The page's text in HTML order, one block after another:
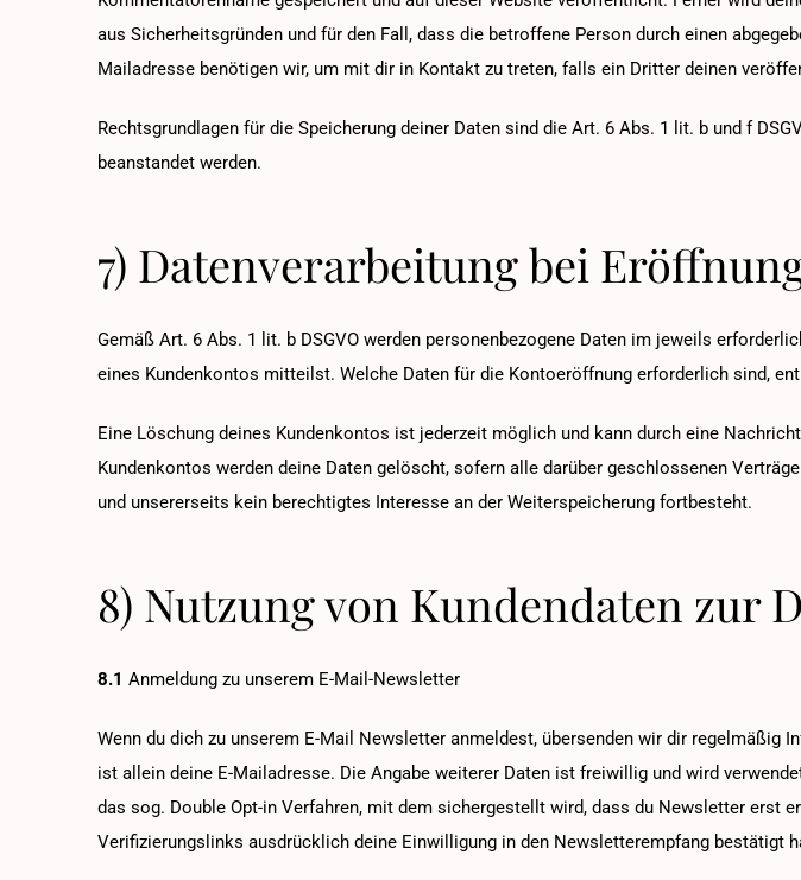
aus Sicherheitsgründen und für den Fall, dass die betroffene Person durch einen
Mailadresse benötigen wir, um mit dir in Kontakt zu treten, falls ein Dritter deinen
Rechtsgrundlagen für die Speicherung deiner Daten sind die Art. 6 Abs. 1 lit. b und f
beanstandet werden.
7) Datenverarbeitung bei
Gemäß Art. 6 Abs. 1 lit. b DSGVO werden personenbezogene Daten im jeweils
eines Kundenkontos mitteilst. Welche Daten für die Kontoeröffnung erforderlich sind,
Eine Löschung deines Kundenkontos ist jederzeit möglich und kann durch eine
Kundenkontos werden deine Daten gelöscht, sofern alle darüber geschlossenen
und unsererseits kein berechtigtes Interesse an der Weiterspeicherung fortbesteht.
8) Nutzung von Kundendaten zur
8.1 Anmeldung zu unserem E-Mail-Newsletter
Wenn du dich zu unserem E-Mail Newsletter anmeldest, übersenden wir dir
ist allein deine E-Mailadresse. Die Angabe weiterer Daten ist freiwillig und wird
das sog. Double Opt-in Verfahren, mit dem sichergestellt wird, dass du Newsletter erst
Verifizierungslinks ausdrücklich deine Einwilligung in den Newsletterempfang bestätigt